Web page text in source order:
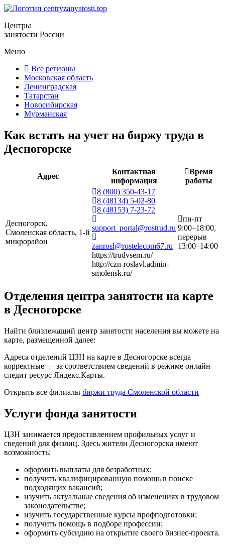
Центры
занятости России
Меню
Все регионы
Московская область
Ленинградская
Татарстан
Новосибирская
Мурманская
Как встать на учет на биржу труда в
Десногорске
Адрес
Контактная
информация
Время
работы
Десногорск,
Смоленская область, 1-й
микрорайон
8 (800) 350-43-17
8 (48134) 5-02-80
8 (48153) 7-23-72
support_portal@rostrud.ru
zanrosl@rostelecom67.ru
https://trudvsem.ru/
http://czn-roslavl.admin-
smolensk.ru/
пн-пт
9:00–18:00,
перерыв
13:00–14:00
Отделения центра занятости на карте
в Десногорске
Найти близлежащий центр занятости населения вы можете на
карте, размещенной далее:
Адреса отделений ЦЗН на карте в Десногорске всегда
корректные — за соответствием сведений в режиме онлайн
следит ресурс Яндекс.Карты.
Открыть все филиалы биржи труда Смоленской области
Услуги фонда занятости
ЦЗН занимается предоставлением профильных услуг и
сведений для физлиц. Здесь жители Десногорска имеют
возможность:
оформить выплаты для безработных;
получить квалифицированную помощь в поиске
подходящих вакансий;
изучить актуальные сведения об изменениях в трудовом
законодательстве;
изучить государственные курсы профподготовки;
получить помощь в подборе профессии;
оформить субсидию на открытие своего бизнес-проекта.